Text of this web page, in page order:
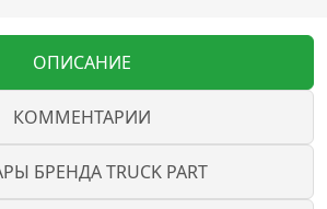
ОПИСАНИЕ
КОММЕНТАРИИ
БРЕНДА TRUCK PART